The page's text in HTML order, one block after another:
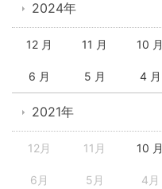
2024年
12 月 11 月 10 月
6 月 5 月 4 月
2021年
12月 11月 10 月
6月 5月 4月